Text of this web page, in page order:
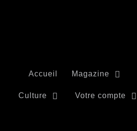
Accueil Magazine
Culture Votre compte